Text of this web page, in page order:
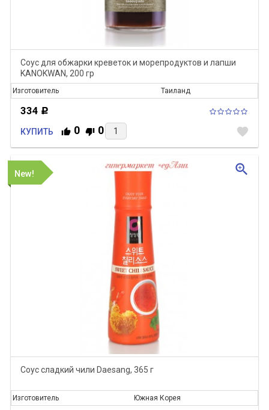
Соус для обжарки креветок и морепродуктов и лапши
KANOKWAN, 200 гр
Изготовитель Таиланд
334 Р
КУПИТЬ 0 0 favorite
New!
Соус сладкий чили Daesang, 365 г
Изготовитель Южная Корея
zoom_in